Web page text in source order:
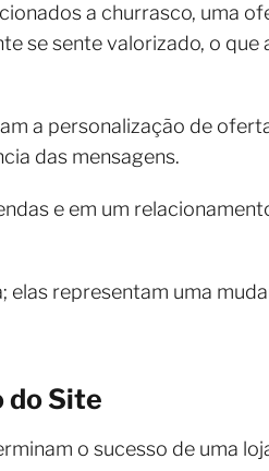
a churrasco, uma
se sente valorizado, o que
a personalização de
das mensagens.
e em um
elas representam uma
do Site
o sucesso de uma